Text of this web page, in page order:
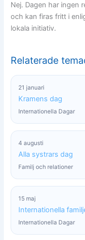
Nej. Dagen har ingen
och kan firas fritt i
lokala initiativ.
Relaterade
21 januari
Kramens dag
Internationella Dagar
4 augusti
Alla systrars dag
Familj och relationer
15 maj
Internationella
Internationella Dagar